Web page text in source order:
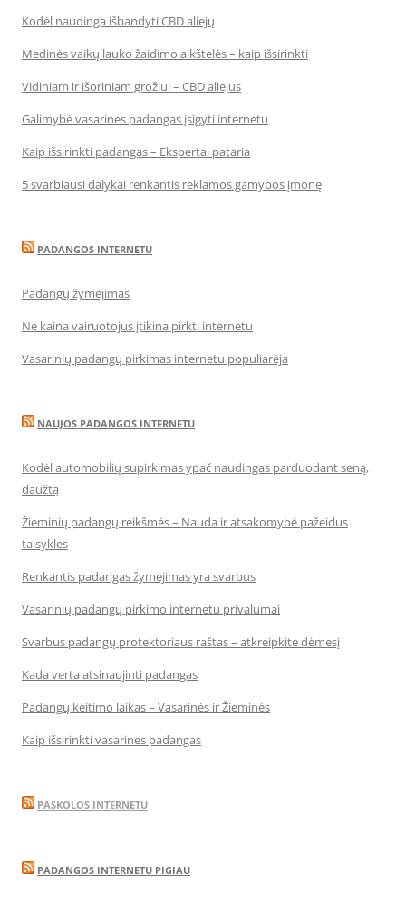
Kodėl naudinga išbandyti CBD aliejų
Medinės vaikų lauko žaidimo aikštelės – kaip išsirinkti
Vidiniam ir išoriniam grožiui – CBD aliejus
Galimybė vasarines padangas įsigyti internetu
Kaip išsirinkti padangas – Ekspertai pataria
5 svarbiausi dalykai renkantis reklamos gamybos įmonę
PADANGOS INTERNETU
Padangų žymėjimas
Ne kaina vairuotojus įtikina pirkti internetu
Vasarinių padangų pirkimas internetu populiarėja
NAUJOS PADANGOS INTERNETU
Kodėl automobilių supirkimas ypač naudingas parduodant seną,
daužtą
Žieminių padangų reikšmės – Nauda ir atsakomybė pažeidus
taisykles
Renkantis padangas žymėjimas yra svarbus
Vasarinių padangų pirkimo internetu privalumai
Svarbus padangų protektoriaus raštas – atkreipkite dėmesį
Kada verta atsinaujinti padangas
Padangų keitimo laikas – Vasarinės ir Žieminės
Kaip išsirinkti vasarines padangas
PASKOLOS INTERNETU
PADANGOS INTERNETU PIGIAU